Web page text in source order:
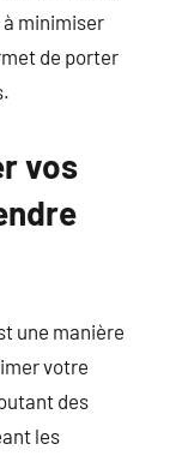
à minimiser
de porter
vos
une manière
votre
des
les